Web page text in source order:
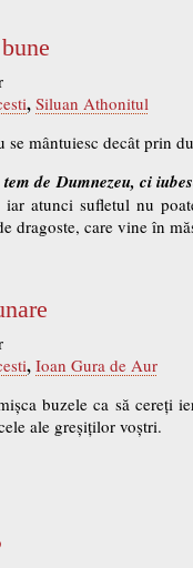
, Siluan Athonitul
mântuiesc decât prin
de Dumnezeu, ci
iar atunci sufletul nu
dragoste, care vine în
, Ioan Gura de Aur
buzele ca să cereți
ale greșiților voștri.